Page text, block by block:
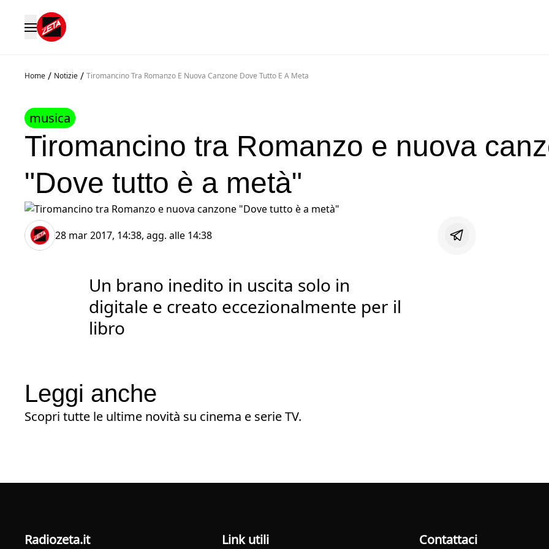
Home / Notizie / Tiromancino Tra Romanzo E Nuova Canzone Dove Tutto E A Meta
musica
Tiromancino tra Romanzo e nuova
"Dove tutto è a metà"
28 mar 2017, 14:38, agg. alle 14:38
Un brano inedito in uscita solo in
digitale e creato eccezionalmente per il
libro
Leggi anche
Scopri tutte le ultime novità su cinema e serie TV.
radiozeta.it Link utili Contattaci